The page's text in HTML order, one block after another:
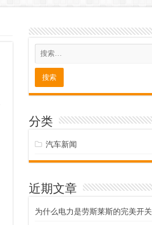
分类
汽车新闻
近期文章
为什么电力是劳斯莱斯的完美开关